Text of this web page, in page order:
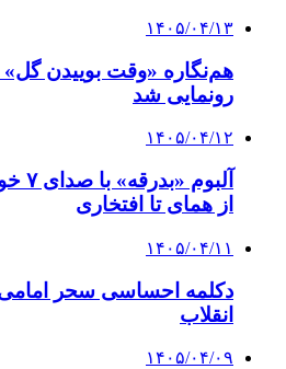
۱۴۰۵/۰۴/۱۳
هم‌نگاره «وقت بوییدن گل»
رونمایی شد
۱۴۰۵/۰۴/۱۲
از همای تا افتخاری
۱۴۰۵/۰۴/۱۱
دکلمه‌ احساسی سحر امامی
انقلاب
۱۴۰۵/۰۴/۰۹